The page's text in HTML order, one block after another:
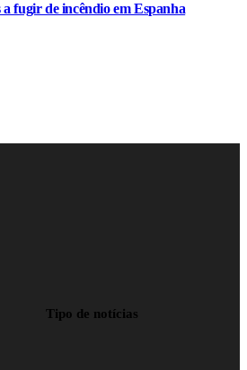
fugir de incêndio em Espanha
Tipo de notícias